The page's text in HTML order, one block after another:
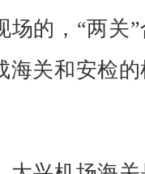
场的，“两关
海关和安检